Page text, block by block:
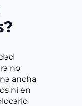
no
ancha
ni en